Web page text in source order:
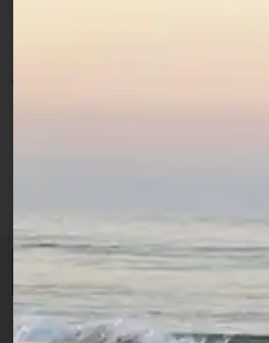
Ami Trabucco XPS 405 XN
ISCRIVITI E RICEVI 3,50€ DI
Per ogni acquisto accumuli ulteriori